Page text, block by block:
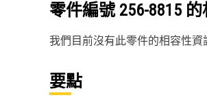
零件編號 256-8815 的
我們目前沒有此零件的相容性資
要點